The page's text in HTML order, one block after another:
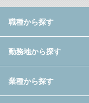
職種から探す
勤務地から探す
業種から探す